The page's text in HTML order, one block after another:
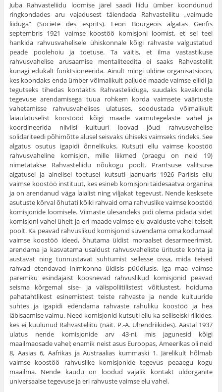
Juba Rahvasteliidu loomise järel saadi liidu ümber koondunud
ringkondades aru vajadusest täiendada Rahvasteliitu „vaimude
liiduga” (Societe des esprits). Leon Bourgeois algatas Genfis
septembris 1921 vaimse koostöö komisjoni loomist, et sel teel
hankida rahvusvahelisele ühiskonnale kõigi rahvaste valgustatud
peade poolehoiu ja toetuse. Ta väitis, et ilma vastastikuse
rahvusvahelise arusaamise mentaliteedita ei saaks Rahvasteliit
kunagi edukalt funktsioneerida. Ainult mingi üldine organisatsioon,
kes koondaks enda ümber võimalikult paljude maade vaimse eliidi ja
tegutseks tihedas kontaktis Rahvasteliiduga, suudaks kavakindla
tegevuse arendamisega tuua rohkem korda vaimsete väärtuste
vahetamisse rahvusvahelises ulatuses, soodustada võimalikult
laiaulatuselist koostööd kõigi maade vaimutegelaste vahel ja
koordineerida niiviisi kultuuri loovad jõud rahvusvahelise
solidariteedi põhimõtte alusel seisvaks ühiseks vaimseks rindeks. See
algatus osutus igapidi õnnelikuks. Kutsuti ellu vaimse koostöö
rahvusvaheline komisjon, mille liikmed (praegu on neid 19)
nimetatakse Rahvasteliidu nõukogu poolt. Prantsuse valitsuse
algatusel ja ainelisel toetusel kutsuti jaanuaris 1926 Pariisis ellu
vaimse koostöö instituut, kes esineb komisjoni täidesaatva organina
ja on arendanud väga laialist ning viljakat tegevust. Nende kesksete
asutuste kõrval õhutati kõiki rahvaid oma rahvuslike vaimse koostöö
komisjonide loomisele. Viimaste ülesandeks pidi olema pidada sidet
komisjoni vahel ühelt ja eri maade vaimse elu avalduste vahel teiselt
poolt. Ka peavad rahvuslikud komisjonid süvendama oma kodumaal
vaimse koostöö ideed, õhutama üldist moraalset desarmeerimist,
arendama ja kasvatama usaldust rahvusvaheliste ürituste kohta ja
austavat ning tunnustavat suhtumist sellesse ossa, mida teised
rahvad etendavad inimkonna üldisis püüdlusis. Iga maa vaimse
paremiku esindajaist koosnevad rahvuslikud komisjonid peavad
seisma kõrgemal sise- ja välispoliitilistest võitlustest, hoiduma
pahatahtlikest esinemistest teiste rahvaste ja nende kultuuride
suhtes ja igapidi edendama rahvaste rahuliku koostöö ja hea
läbisaamise vaimu. Need komisjonid kutsuti ellu ka selliseiski riikides,
kes ei kuulunud Rahvasteliitu (näit. P.-A. Ühendriikides). Aastal 1937
ulatus nende komisjonide arv 43-ni, mis jagunesid kõigi
maailmaosade vahel; enamik neist asus Euroopas, Ameerikas oli neid
8, Aasias 6, Aafrikas ja Austraalias kummaski 1. Järelikult hõlmab
vaimse koostöö rahvuslike komisjonide tegevus peaaegu kogu
maailma. Nende kaudu on loodud vajalik kontakt üldorganite
universaalse tegevuse ja eri rahvuste vaimse elu vahel.